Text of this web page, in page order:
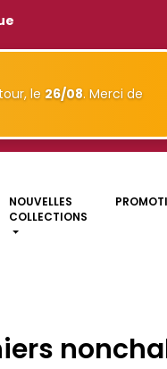
le 26/08. Merci de
NOUVELLES
COLLECTIONS